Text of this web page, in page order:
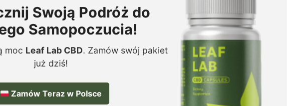
Swoją Podróż do
Samopoczucia!
moc Leaf Lab CBD. Zamów swój pakiet
już dziś!
Zamów Teraz w Polsce